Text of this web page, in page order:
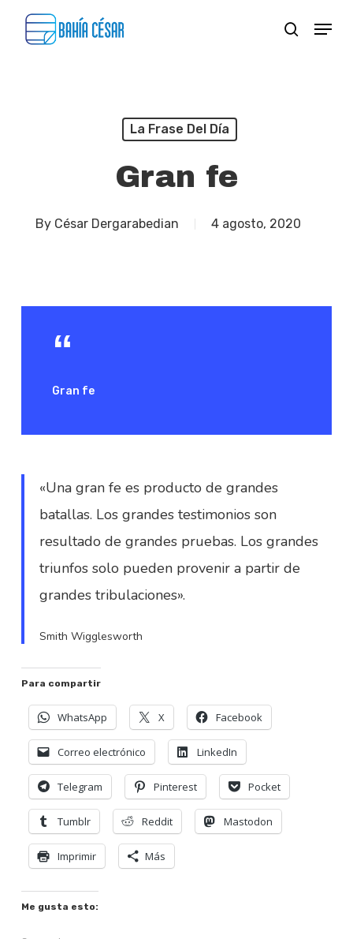
search
Menu
La Frase Del Día
Gran fe
By César Dergarabedian 4 agosto, 2020
Gran fe
«Una gran fe es producto de grandes
batallas. Los grandes testimonios son
resultado de grandes pruebas. Los grandes
triunfos solo pueden provenir a partir de
grandes tribulaciones».
Smith Wigglesworth
Para compartir
WhatsApp X Facebook
Correo electrónico LinkedIn
Telegram Pinterest Pocket
Tumblr Reddit Mastodon
Imprimir Más
Me gusta esto: